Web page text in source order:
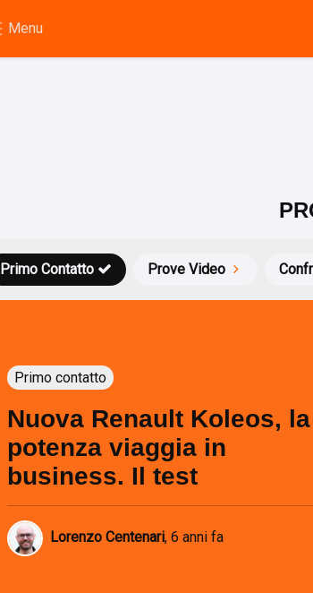
Prove Video
Primo Contatto
Primo contatto
Nuova Renault Koleos, la
potenza viaggia in
business. Il test
Lorenzo Centenari, 6 anni fa